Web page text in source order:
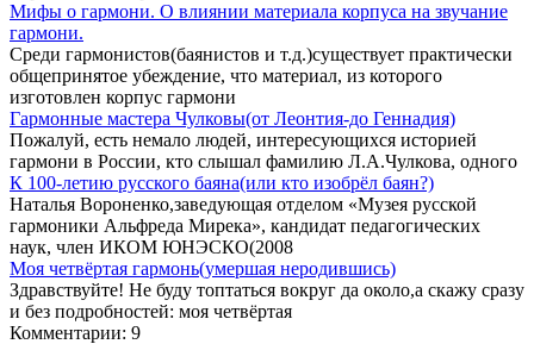
Мифы о гармони. О влиянии материала корпуса на звучание
гармони.
Среди гармонистов(баянистов и т.д.)существует практически
общепринятое убеждение, что материал, из которого
изготовлен корпус гармони
Гармонные мастера Чулковы(от Леонтия-до Геннадия)
Пожалуй, есть немало людей, интересующихся историей
гармони в России, кто слышал фамилию Л.А.Чулкова, одного
К 100-летию русского баяна(или кто изобрёл баян?)
Наталья Вороненко,заведующая отделом «Музея русской
гармоники Альфреда Мирека», кандидат педагогических
наук, член ИКОМ ЮНЭСКО(2008
Моя четвёртая гармонь(умершая неродившись)
Здравствуйте! Не буду топтаться вокруг да около,а скажу сразу
и без подробностей: моя четвёртая
Комментарии: 9